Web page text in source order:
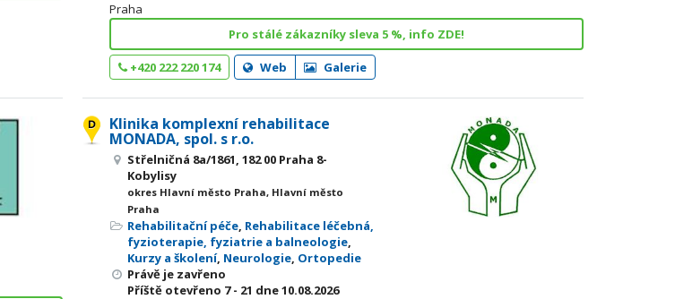
Praha
Pro stálé zákazníky sleva 5 %, info ZDE!
+420 222 220 174 Web Galerie
Klinika komplexní rehabilitace
MONADA, spol. s r.o.
Střelničná 8a/1861, 182 00 Praha 8-
Kobylisy
okres Hlavní město Praha, Hlavní město
Praha
Rehabilitační péče, Rehabilitace léčebná,
fyzioterapie, fyziatrie a balneologie,
Kurzy a školení, Neurologie, Ortopedie
Právě je zavřeno
Příště otevřeno 7 - 21 dne 10.08.2026